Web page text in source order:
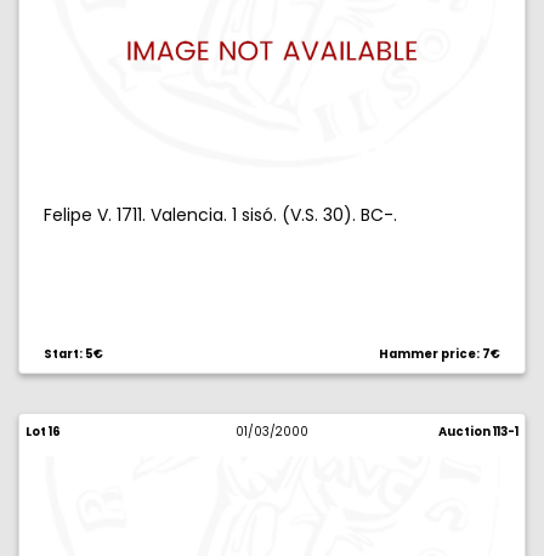
Felipe V. 1711. Valencia. 1 sisó. (V.S. 30). BC-.
Start: 5€ Hammer price: 7€
Lot 16 01/03/2000 Auction 113-1